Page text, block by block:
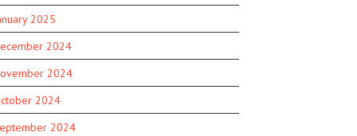
2025
2024
2024
2024
2024